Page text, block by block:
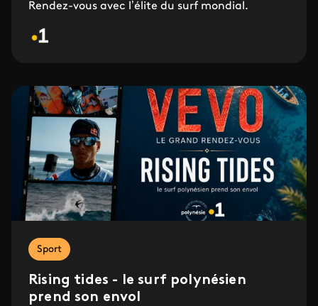
Rendez-vous avec l’élite du surf mondial.
Sport
Rising tides - le surf polynésien
prend son envol